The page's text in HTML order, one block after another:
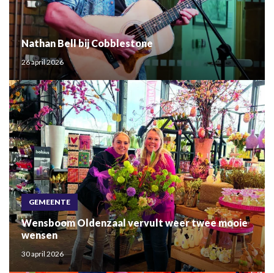
Nathan Bell bij Cobblestone
26 april 2026
GEMEENTE
Wensboom Oldenzaal vervult weer twee mooie
wensen
30 april 2026